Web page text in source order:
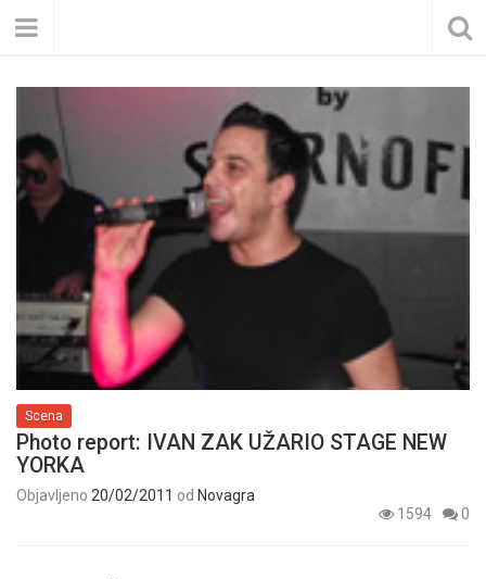
Scena
Photo report: IVAN ZAK UŽARIO STAGE NEW
YORKA
Objavljeno 20/02/2011 od Novagra
1594
0